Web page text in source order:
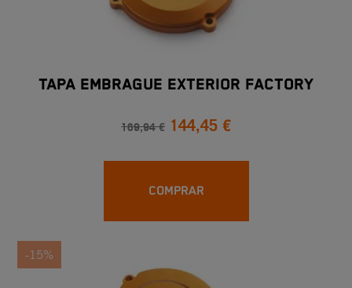
TAPA EMBRAGUE EXTERIOR FACTORY
169,94 € 144,45 €
COMPRAR
-15%